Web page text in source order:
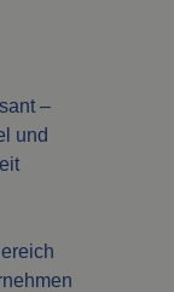
–
und